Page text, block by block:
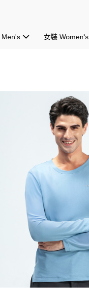
Men's 女裝 Women's